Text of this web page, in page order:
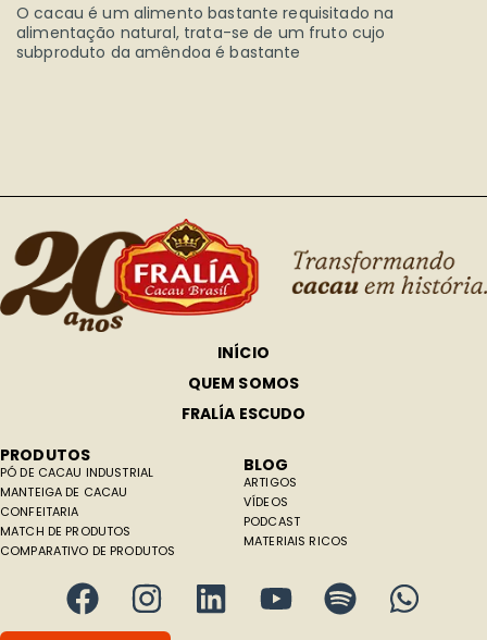
O cacau é um alimento bastante requisitado na
alimentação natural, trata-se de um fruto cujo
subproduto da amêndoa é bastante
INÍCIO
QUEM SOMOS
FRALÍA ESCUDO
PRODUTOS
PÓ DE CACAU INDUSTRIAL
MANTEIGA DE CACAU
CONFEITARIA
MATCH DE PRODUTOS
COMPARATIVO DE PRODUTOS
BLOG
ARTIGOS
VÍDEOS
PODCAST
MATERIAIS RICOS